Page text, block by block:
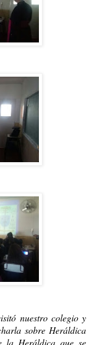
nuestro colegio y
sobre Heráldica
la Heráldica que se